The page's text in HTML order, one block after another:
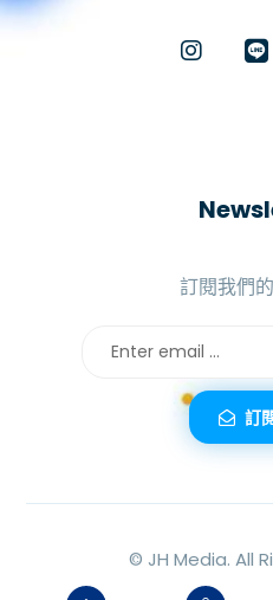
訂閱我們
訂
© JH Media. All